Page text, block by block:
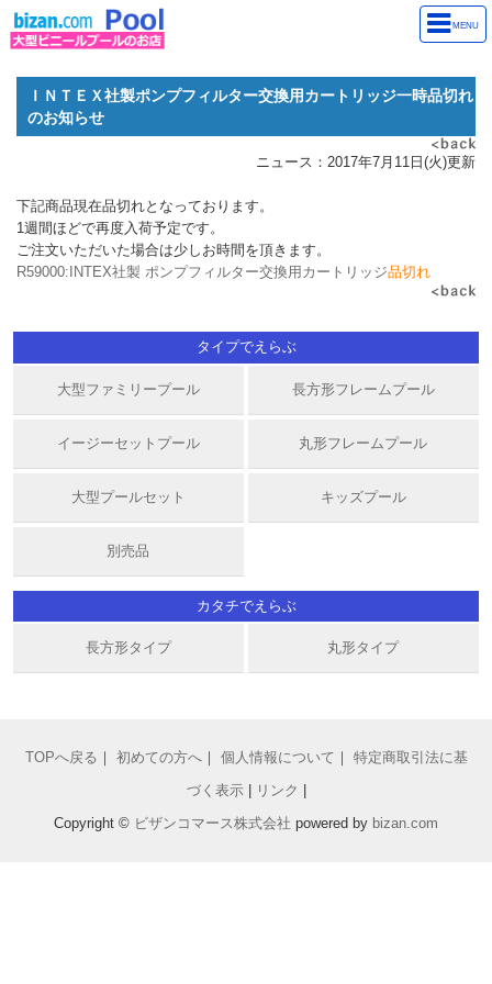
MENU
ＩＮＴＥＸ社製ポンプフィルター交換用カートリッジ一時品切れ
のお知らせ
ニュース：2017年7月11日(火)更新
下記商品現在品切れとなっております。
1週間ほどで再度入荷予定です。
ご注文いただいた場合は少しお時間を頂きます。
R59000:INTEX社製 ポンプフィルター交換用カートリッジ品切れ
タイプでえらぶ
大型ファミリープール 長方形フレームプール
イージーセットプール 丸形フレームプール
大型プールセット キッズプール
別売品
カタチでえらぶ
長方形タイプ 丸形タイプ
TOPへ戻る ｜ 初めての方へ｜ 個人情報について ｜ 特定商取引法に基
づく表示| リンク
Copyright © ビザンコマース株式会社 powered by bizan.com